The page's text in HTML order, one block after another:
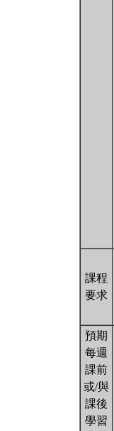
課程
要求
預期
每週
課前
或/與
課後
學習